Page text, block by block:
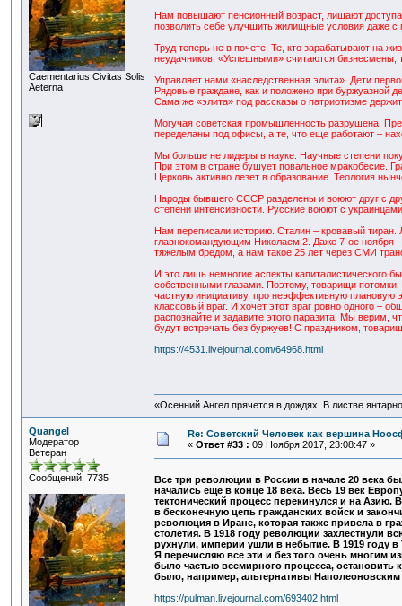
Сaementarius Civitas Solis
Aeterna
Нам повышают пенсионный возраст, лишают
позволить себе улучшить жилищные условия даже с
Труд теперь не в почете. Те, кто зарабатывают на
неудачников. «Успешными» считаются бизнесмены,
Управляет нами «наследственная элита». Дети
Рядовые граждане, как и положено при буржуазной
Сама же «элита» под рассказы о патриотизме
Могучая советская промышленность разрушена.
переделаны под офисы, а те, что еще работают –
Мы больше не лидеры в науке. Научные степени
При этом в стране бушует повальное мракобесие.
Церковь активно лезет в образование. Теология
Народы бывшего СССР разделены и воюют друг с
степени интенсивности. Русские воюют с
Нам переписали историю. Сталин – кровавый
главнокомандующим Николаем 2. Даже 7-ое ноября
тяжелым бредом, а нам такое 25 лет через СМИ
И это лишь немногие аспекты капиталистического
собственными глазами. Поэтому, товарищи
частную инициативу, про неэффективную плановую
классовый враг. И хочет этот враг ровно одного –
распознайте и задавите этого паразита. Мы верим,
будут встречать без буржуев! С праздником,
https://4531.livejournal.com/64968.html
«Осенний Ангел прячется в дождях. В листве
Quangel
Модератор
Ветеран
Сообщений: 7735
Re: Советский Человек как вершина
« Ответ #33 : 09 Ноября 2017, 23:08:47 »
Все три революции в России в начале 20 века
начались еще в конце 18 века. Весь 19 век
тектонический процесс перекинулся и на Азию.
в бесконечную цепь гражданских войск и
революция в Иране, которая также привела в
столетия. В 1918 году революции захлестнули
рухнули, империи ушли в небытие. В 1919 году
Я перечисляю все эти и без того очень многим
было частью всемирного процесса, остановить
было, например, альтернативы
https://pulman.livejournal.com/693402.html